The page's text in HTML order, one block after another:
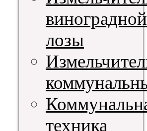
виноградной
лозы
техника